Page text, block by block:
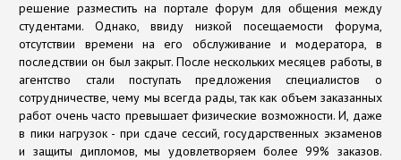
решение разместить на портале форум для общения между
студентами. Однако, ввиду низкой посещаемости форума,
отсутствии времени на его обслуживание и модератора, в
последствии он был закрыт. После нескольких месяцев работы, в
агентство стали поступать предложения специалистов о
сотрудничестве, чему мы всегда рады, так как объем заказанных
работ очень часто превышает физические возможности. И, даже
в пики нагрузок - при сдаче сессий, государственных экзаменов
и защиты дипломов, мы удовлетворяем более 99% заказов.